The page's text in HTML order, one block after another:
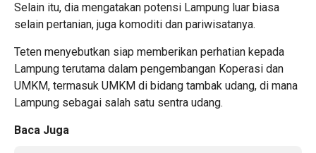
Selain itu, dia mengatakan potensi Lampung luar biasa
selain pertanian, juga komoditi dan pariwisatanya.
Teten menyebutkan siap memberikan perhatian kepada
Lampung terutama dalam pengembangan Koperasi dan
UMKM, termasuk UMKM di bidang tambak udang, di mana
Lampung sebagai salah satu sentra udang.
Baca Juga